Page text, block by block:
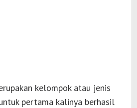
kelompok atau jenis
pertama kalinya berhasil